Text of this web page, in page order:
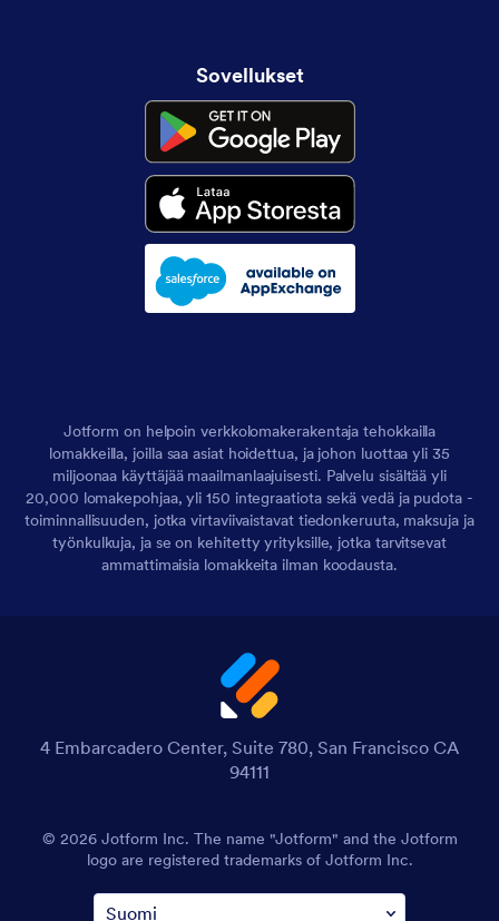
Sovellukset
Jotform on helpoin verkkolomakerakentaja tehokkailla
lomakkeilla, joilla saa asiat hoidettua, ja johon luottaa yli 35
miljoonaa käyttäjää maailmanlaajuisesti. Palvelu sisältää yli
20,000 lomakepohjaa, yli 150 integraatiota sekä vedä ja pudota -
toiminnallisuuden, jotka virtaviivaistavat tiedonkeruuta, maksuja ja
työnkulkuja, ja se on kehitetty yrityksille, jotka tarvitsevat
ammattimaisia lomakkeita ilman koodausta.
4 Embarcadero Center, Suite 780, San Francisco CA
94111
© 2026 Jotform Inc. The name "Jotform" and the Jotform
logo are registered trademarks of Jotform Inc.